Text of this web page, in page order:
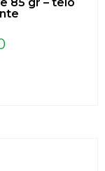
85 gr – telo